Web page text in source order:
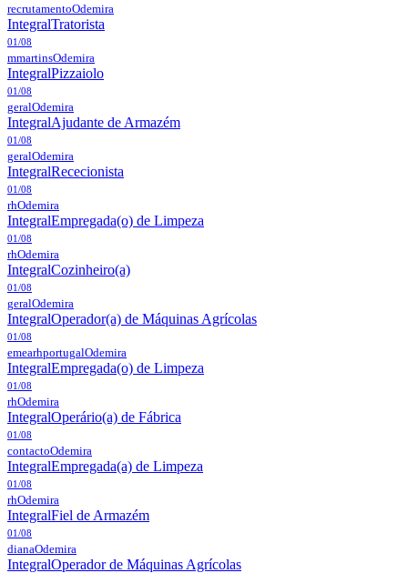
recrutamentoOdemira
IntegralTratorista
01/08
mmartinsOdemira
IntegralPizzaiolo
01/08
geralOdemira
IntegralAjudante de Armazém
01/08
geralOdemira
IntegralRececionista
01/08
rhOdemira
IntegralEmpregada(o) de Limpeza
01/08
rhOdemira
IntegralCozinheiro(a)
01/08
geralOdemira
IntegralOperador(a) de Máquinas Agrícolas
01/08
emearhportugalOdemira
IntegralEmpregada(o) de Limpeza
01/08
rhOdemira
IntegralOperário(a) de Fábrica
01/08
contactoOdemira
IntegralEmpregada(a) de Limpeza
01/08
rhOdemira
IntegralFiel de Armazém
01/08
dianaOdemira
IntegralOperador de Máquinas Agrícolas